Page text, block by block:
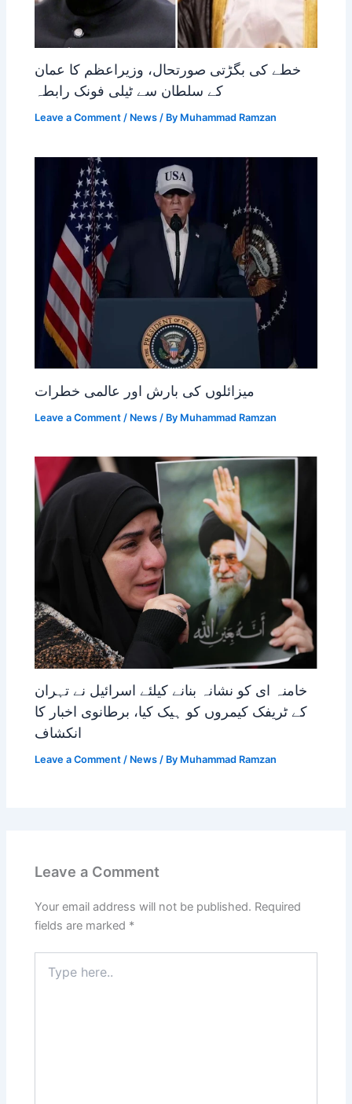
خطے کی بگڑتی صورتحال، وزیراعظم کا عمان
کے سلطان سے ٹیلی فونک رابطہ
Leave a Comment / News / By Muhammad Ramzan
میزائلوں کی بارش اور عالمی خطرات
Leave a Comment / News / By Muhammad Ramzan
خامنہ ای کو نشانہ بنانے کیلئے اسرائیل نے تہران
کے ٹریفک کیمروں کو ہیک کیا، برطانوی اخبار کا
انکشاف
Leave a Comment / News / By Muhammad Ramzan
Leave a Comment
Your email address will not be published. Required
fields are marked *
here..